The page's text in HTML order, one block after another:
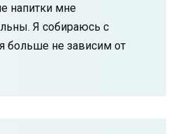
напитки мне
Я собираюсь с
больше не зависим от